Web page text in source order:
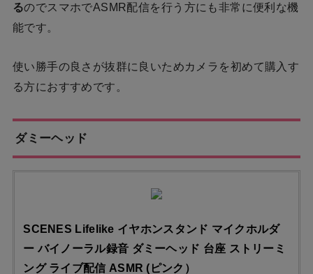
るのでスマホでASMR配信を行う方にも非常に便利な機
能です。
使い勝手の良さが抜群に良いためカメラを初めて購入す
る方におすすめです。
ダミーヘッド
SCENES Lifelike イヤホンスタンド マイクホルダ
ー バイノーラル録音 ダミーヘッド 台座 ストリーミ
ング ライブ配信 ASMR (ピンク）